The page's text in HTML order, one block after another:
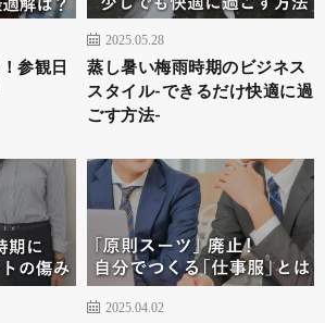
参観日
2025.05.28
蒸し暑い梅雨時期のビジネス
スタイル-できるだけ快適に過
ごす方法-
2025.04.02